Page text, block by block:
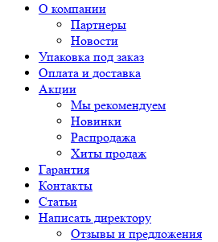
О компании
Партнеры
Новости
Упаковка под заказ
Оплата и доставка
Акции
Мы рекомендуем
Новинки
Распродажа
Хиты продаж
Гарантия
Контакты
Статьи
Написать директору
Отзывы и предложения